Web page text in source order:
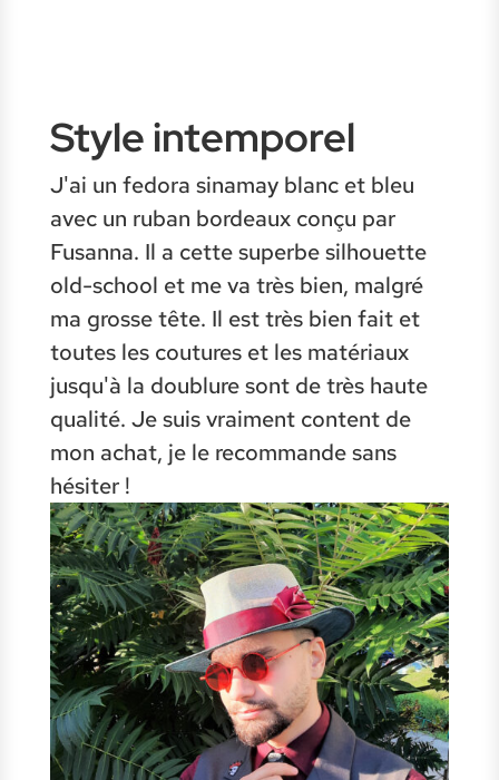
Style intemporel
J'ai un fedora sinamay blanc et bleu
avec un ruban bordeaux conçu par
Fusanna. Il a cette superbe silhouette
old-school et me va très bien, malgré
ma grosse tête. Il est très bien fait et
toutes les coutures et les matériaux
jusqu'à la doublure sont de très haute
qualité. Je suis vraiment content de
mon achat, je le recommande sans
hésiter !